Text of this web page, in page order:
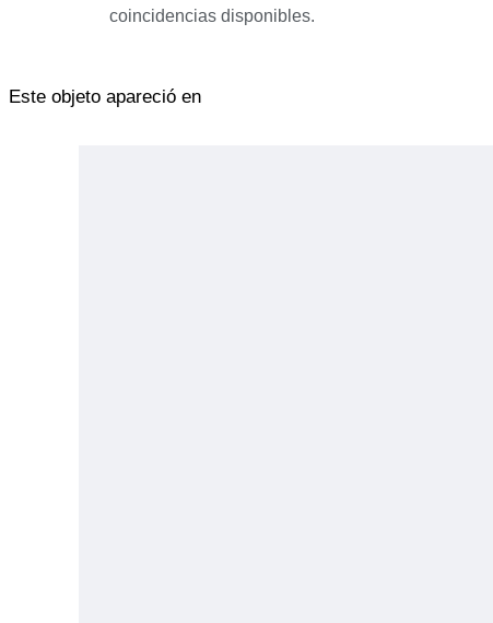
coincidencias disponibles.
Este objeto apareció en